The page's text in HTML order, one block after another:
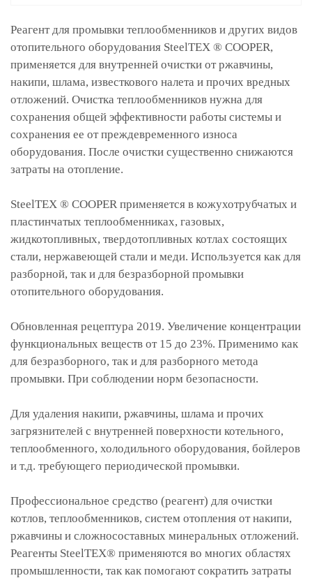
Реагент для промывки теплообменников и других видов
отопительного оборудования SteelTEX ® COOPER,
применяется для внутренней очистки от ржавчины,
накипи, шлама, известкового налета и прочих вредных
отложений. Очистка теплообменников нужна для
сохранения общей эффективности работы системы и
сохранения ее от преждевременного износа
оборудования. После очистки существенно снижаются
затраты на отопление.
SteelTEX ® COOPER применяется в кожухотрубчатых и
пластинчатых теплообменниках, газовых,
жидкотопливных, твердотопливных котлах состоящих
стали, нержавеющей стали и меди. Используется как для
разборной, так и для безразборной промывки
отопительного оборудования.
Обновленная рецептура 2019. Увеличение концентрации
функциональных веществ от 15 до 23%. Применимо как
для безразборного, так и для разборного метода
промывки. При соблюдении норм безопасности.
Для удаления накипи, ржавчины, шлама и прочих
загрязнителей с внутренней поверхности котельного,
теплообменного, холодильного оборудования, бойлеров
и т.д. требующего периодической промывки.
Профессиональное средство (реагент) для очистки
котлов, теплообменников, систем отопления от накипи,
ржавчины и сложносоставных минеральных отложений.
Реагенты SteelTEX® применяются во многих областях
промышленности, так как помогают сократить затраты